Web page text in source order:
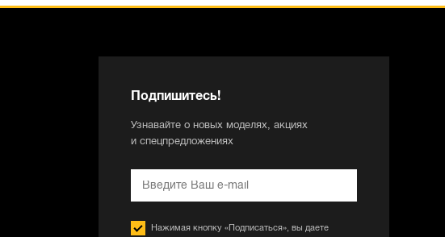
Подпишитесь!
Узнавайте о новых моделях, акциях
и спецпредложениях
Нажимая кнопку «Подписаться», вы даете